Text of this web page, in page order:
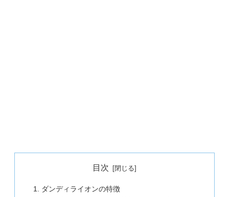
目次
ダンディライオンの特徴